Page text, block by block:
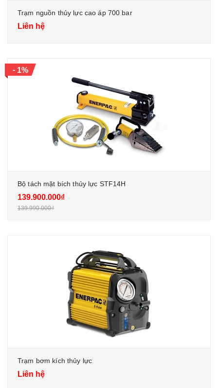
Trạm nguồn thủy lực cao áp 700 bar
Liên hệ
- 1%
Bộ tách mặt bích thủy lực STF14H
139.900.000₫
139.990.000₫
Trạm bơm kích thủy lực
Liên hệ